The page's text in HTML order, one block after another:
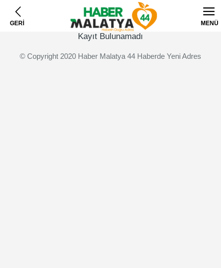
GERİ MENÜ
Kayıt Bulunamadı
© Copyright 2020 Haber Malatya 44 Haberde Yeni Adres